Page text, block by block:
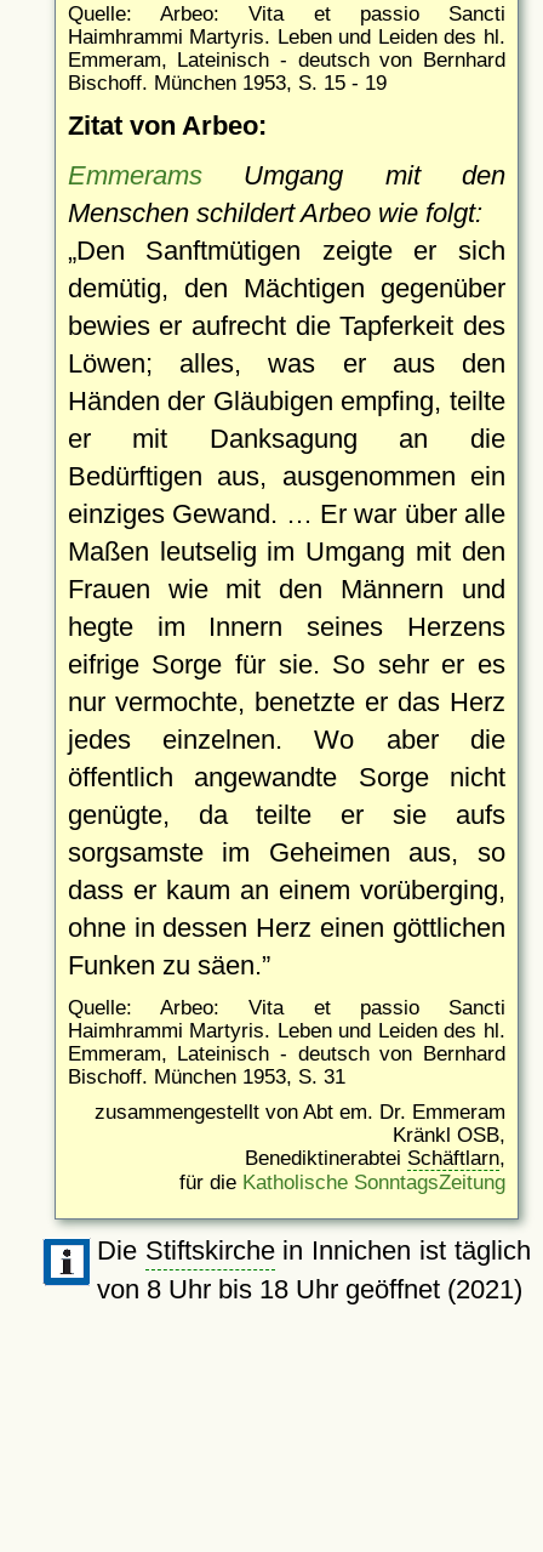
Quelle: Arbeo: Vita et passio Sancti
Haimhrammi Martyris. Leben und Leiden des hl.
Emmeram, Lateinisch - deutsch von Bernhard
Bischoff. München 1953, S. 15 - 19
Zitat von Arbeo:
EmmeramsUmgang mit den
Menschen schildert Arbeo wie folgt:
Den Sanftmütigen zeigte er sich
demütig, den Mächtigen gegenüber
bewies er aufrecht die Tapferkeit des
Löwen; alles, was er aus den
Händen der Gläubigen empfing, teilte
er mit Danksagung an die
Bedürftigen aus, ausgenommen ein
einziges Gewand. … Er war über alle
Maßen leutselig im Umgang mit den
Frauen wie mit den Männern und
hegte im Innern seines Herzens
eifrige Sorge für sie. So sehr er es
nur vermochte, benetzte er das Herz
jedes einzelnen. Wo aber die
öffentlich angewandte Sorge nicht
genügte, da teilte er sie aufs
sorgsamste im Geheimen aus, so
dass er kaum an einem vorüberging,
ohne in dessen Herz einen göttlichen
Funken zu säen.
Quelle: Arbeo: Vita et passio Sancti
Haimhrammi Martyris. Leben und Leiden des hl.
Emmeram, Lateinisch - deutsch von Bernhard
Bischoff. München 1953, S. 31
zusammengestellt von Abt em. Dr. Emmeram
Kränkl OSB,
Benediktinerabtei Schäftlarn,
für die Katholische SonntagsZeitung
Die Stiftskirchein Innichen ist täglich
von 8 Uhr bis 18 Uhr geöffnet (2021)